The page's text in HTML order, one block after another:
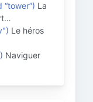
La
Le héros
Naviguer